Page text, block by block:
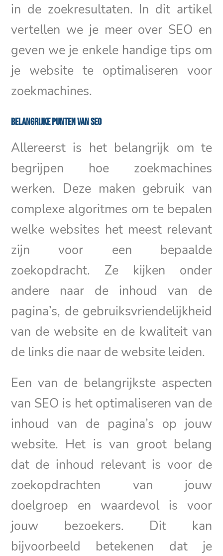
in de zoekresultaten. In dit artikel
vertellen we je meer over SEO en
geven we je enkele handige tips om
je website te optimaliseren voor
zoekmachines.
Belangrijke punten van SEO
Allereerst is het belangrijk om te
begrijpen hoe zoekmachines
werken. Deze maken gebruik van
complexe algoritmes om te bepalen
welke websites het meest relevant
zijn voor een bepaalde
zoekopdracht. Ze kijken onder
andere naar de inhoud van de
pagina’s, de gebruiksvriendelijkheid
van de website en de kwaliteit van
de links die naar de website leiden.
Een van de belangrijkste aspecten
van SEO is het optimaliseren van de
inhoud van de pagina’s op jouw
website. Het is van groot belang
dat de inhoud relevant is voor de
zoekopdrachten van jouw
doelgroep en waardevol is voor
jouw bezoekers. Dit kan
bijvoorbeeld betekenen dat je